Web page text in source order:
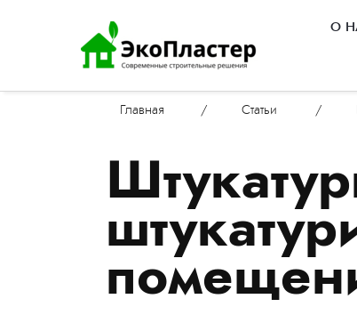
О
Главная / Статьи /